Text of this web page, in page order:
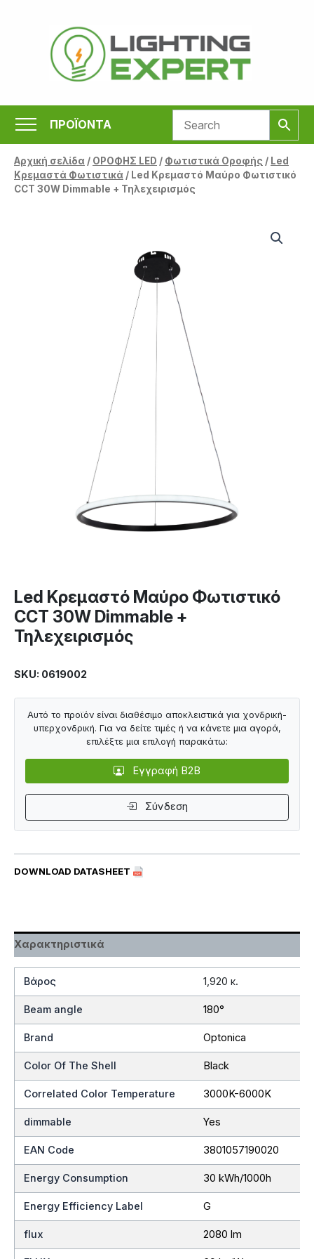
περιεχόμενο
ΠΡΟΪΟΝΤΑ
Αρχική σελίδα/ ΟΡΟΦΗΣ LED / Φωτιστικά Οροφής / Led
Κρεμαστά Φωτιστικά/ Led Κρεμαστό Μαύρο Φωτιστικό
CCT 30W Dimmable + Τηλεχειρισμός
Led Κρεμαστό Μαύρο Φωτιστικό
CCT 30W Dimmable +
Τηλεχειρισμός
SKU: 0619002
DOWNLOAD DATASHEET
Αυτό το προϊόν είναι διαθέσιμο αποκλειστικά για χονδρική-
υπερχονδρική. Για να δείτε τιμές ή να κάνετε μια αγορά,
επιλέξτε μια επιλογή παρακάτω:
Εγγραφή B2B
Σύνδεση
Χαρακτηριστικά
Βάρος 1,920 κ.
Beam angle 180°
Brand Optonica
Color Of The Shell Black
Correlated Color Temperature 3000K-6000K
dimmable Yes
EAN Code 3801057190020
Energy Consumption 30 kWh/1000h
Energy Efficiency Label G
flux 2080 lm